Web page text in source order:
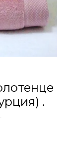
.